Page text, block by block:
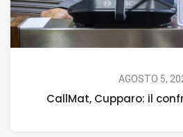
AGOSTO 5,
CallMat, Cupparo: il